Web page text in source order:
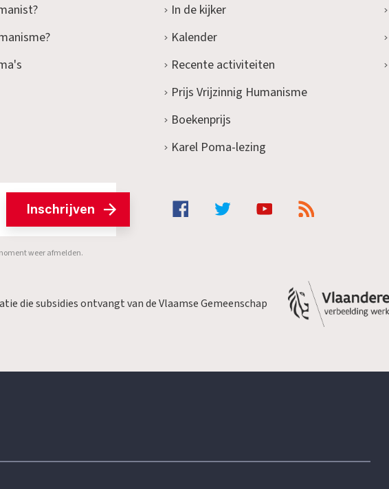
In de kijker
Kalender
Recente activiteiten
Prijs Vrijzinnig Humanisme
Boekenprijs
Karel Poma-lezing
Inschrijven
weer afmelden.
die subsidies ontvangt van de Vlaamse Gemeenschap